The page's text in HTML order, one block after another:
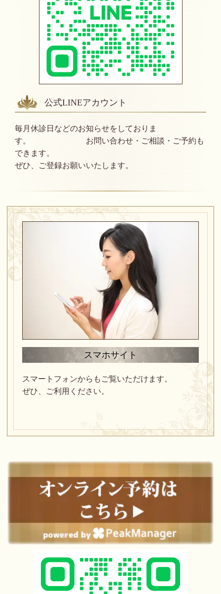
公式LINEアカウント
毎月休診日などのお知らせをしておりま
す。 お問い合わせ・ご相談・ご予約も
できます。
ぜひ、ご登録お願いいたします。
スマホサイト
スマートフォンからもご覧いただけます。
ぜひ、ご利用ください。